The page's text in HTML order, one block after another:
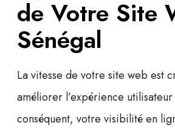
de Votre Site
Sénégal
Lavitesse de votre site web est
améliorer l’expérience
conséquent, votre visibilité en